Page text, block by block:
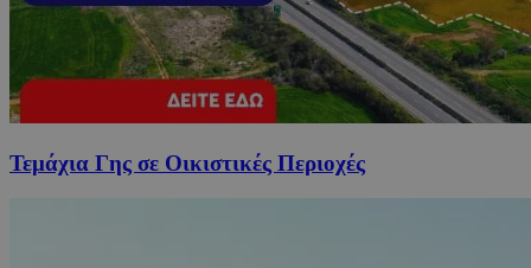
Τεμάχια Γης σε Οικιστικές Περιοχές